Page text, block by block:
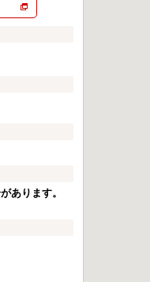
あります。